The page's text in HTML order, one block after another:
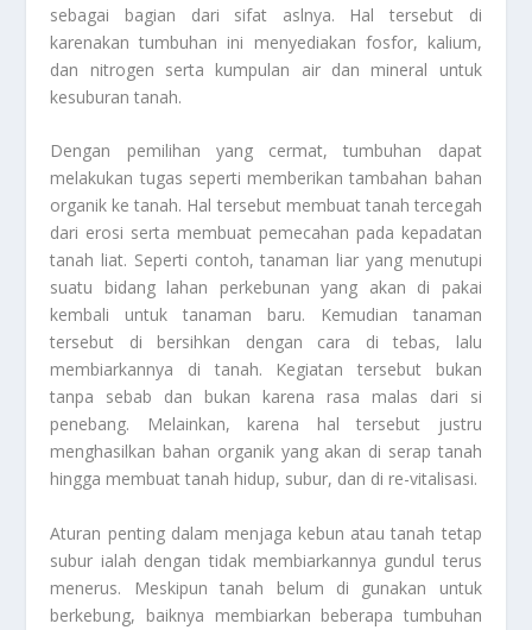
sebagai bagian dari sifat aslnya. Hal tersebut di
karenakan tumbuhan ini menyediakan fosfor, kalium,
dan nitrogen serta kumpulan air dan mineral untuk
kesuburan tanah.
Dengan pemilihan yang cermat, tumbuhan dapat
melakukan tugas seperti memberikan tambahan bahan
organik ke tanah. Hal tersebut membuat tanah tercegah
dari erosi serta membuat pemecahan pada kepadatan
tanah liat. Seperti contoh, tanaman liar yang menutupi
suatu bidang lahan perkebunan yang akan di pakai
kembali untuk tanaman baru. Kemudian tanaman
tersebut di bersihkan dengan cara di tebas, lalu
membiarkannya di tanah. Kegiatan tersebut bukan
tanpa sebab dan bukan karena rasa malas dari si
penebang. Melainkan, karena hal tersebut justru
menghasilkan bahan organik yang akan di serap tanah
hingga membuat tanah hidup, subur, dan di re-vitalisasi.
Aturan penting dalam menjaga kebun atau tanah tetap
subur ialah dengan tidak membiarkannya gundul terus
menerus. Meskipun tanah belum di gunakan untuk
berkebung, baiknya membiarkan beberapa tumbuhan